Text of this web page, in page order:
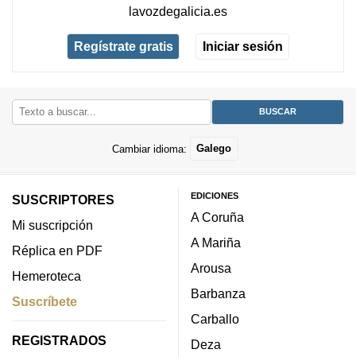
lavozdegalicia.es
Regístrate gratis Iniciar sesión
Cambiar idioma: Galego
SUSCRIPTORES
Mi suscripción
Réplica en PDF
Hemeroteca
Suscríbete
REGISTRADOS
EDICIONES
A Coruña
A Mariña
Arousa
Barbanza
Carballo
Deza